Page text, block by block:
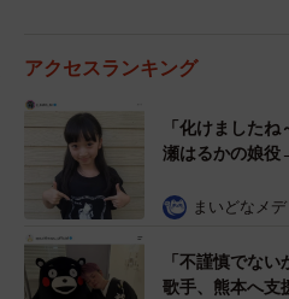
アクセスランキング
「化けました
瀬はるかの娘
雰囲気が」「宝
まいどなメ
「不謹慎でな
歌手、熊本へ